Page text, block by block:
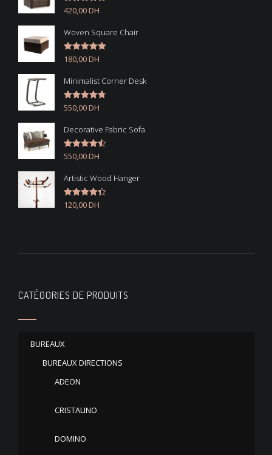
Note5.00
sur 5
420,00DH
Woven Square Chair
Note5.00
sur 5
180,00DH
Minimalist Corner Desk
Note4.67
sur 5
550,00DH
Decorative Fabric Sofa
Note4.50
sur 5
550,00DH
Artistic Wood Hanger
Note4.33
sur 5
120,00DH
CATÉGORIES DE PRODUITS
BUREAUX
BUREAUX DIRECTIONS
ADEON
CRISTALINO
DOMINO